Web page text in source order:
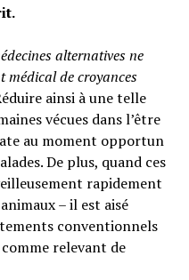
alternatives ne
médical de croyances
ainsi à une telle
vécues dans l’être
au moment opportun
De plus, quand ces
rapidement
– il est aisé
conventionnels
relevant de